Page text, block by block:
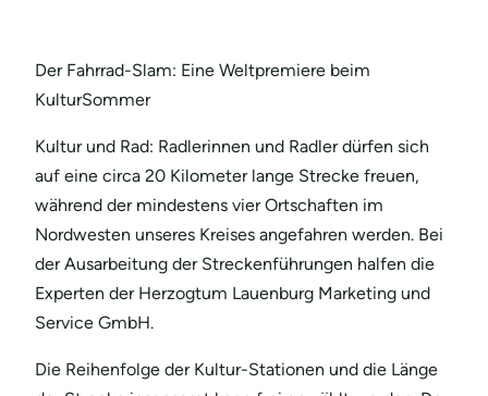
Der Fahrrad-Slam: Eine Weltpremiere beim
KulturSommer
Kultur und Rad: Radlerinnen und Radler dürfen sich
auf eine circa 20 Kilometer lange Strecke freuen,
während der mindestens vier Ortschaften im
Nordwesten unseres Kreises angefahren werden. Bei
der Ausarbeitung der Streckenführungen halfen die
Experten der Herzogtum Lauenburg Marketing und
Service GmbH.
Die Reihenfolge der Kultur-Stationen und die Länge